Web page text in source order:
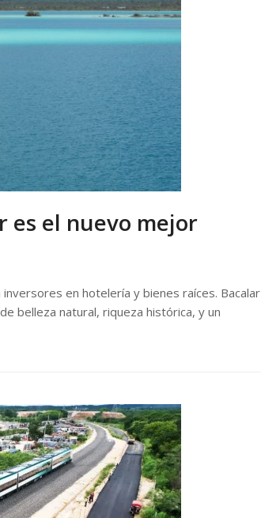
es el nuevo mejor
en hotelería y bienes raíces. Bacalar
belleza natural, riqueza histórica, y un